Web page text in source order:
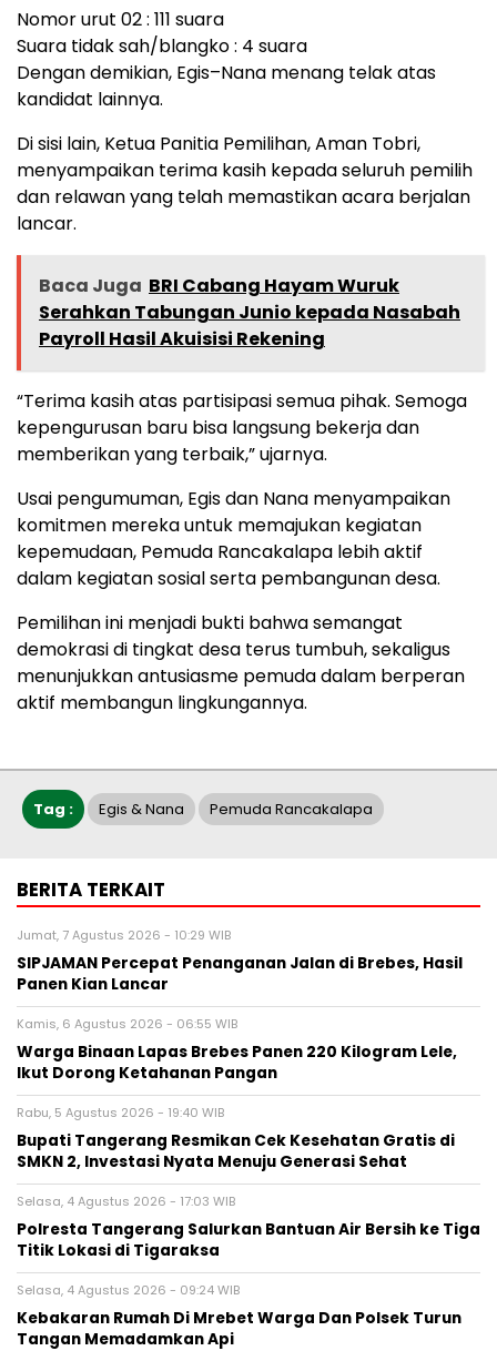
Nomor urut 02 : 111 suara
Suara tidak sah/blangko : 4 suara
Dengan demikian, Egis–Nana menang telak atas
kandidat lainnya.
Di sisi lain, Ketua Panitia Pemilihan, Aman Tobri,
menyampaikan terima kasih kepada seluruh pemilih
dan relawan yang telah memastikan acara berjalan
lancar.
Baca Juga BRI Cabang Hayam Wuruk
Serahkan Tabungan Junio kepada Nasabah
Payroll Hasil Akuisisi Rekening
“Terima kasih atas partisipasi semua pihak. Semoga
kepengurusan baru bisa langsung bekerja dan
memberikan yang terbaik,” ujarnya.
Usai pengumuman, Egis dan Nana menyampaikan
komitmen mereka untuk memajukan kegiatan
kepemudaan, Pemuda Rancakalapa lebih aktif
dalam kegiatan sosial serta pembangunan desa.
Pemilihan ini menjadi bukti bahwa semangat
demokrasi di tingkat desa terus tumbuh, sekaligus
menunjukkan antusiasme pemuda dalam berperan
aktif membangun lingkungannya.
Tag : Egis & Nana Pemuda Rancakalapa
BERITA TERKAIT
Jumat, 7 Agustus 2026 - 10:29 WIB
SIPJAMAN Percepat Penanganan Jalan di Brebes, Hasil
Panen Kian Lancar
Kamis, 6 Agustus 2026 - 06:55 WIB
Warga Binaan Lapas Brebes Panen 220 Kilogram Lele,
Ikut Dorong Ketahanan Pangan
Rabu, 5 Agustus 2026 - 19:40 WIB
‎Bupati Tangerang Resmikan Cek Kesehatan Gratis di
SMKN 2, Investasi Nyata Menuju Generasi Sehat
Selasa, 4 Agustus 2026 - 17:03 WIB
Polresta Tangerang Salurkan Bantuan Air Bersih ke Tiga
Titik Lokasi di Tigaraksa
Selasa, 4 Agustus 2026 - 09:24 WIB
Kebakaran Rumah Di Mrebet Warga Dan Polsek Turun
Tangan Memadamkan Api